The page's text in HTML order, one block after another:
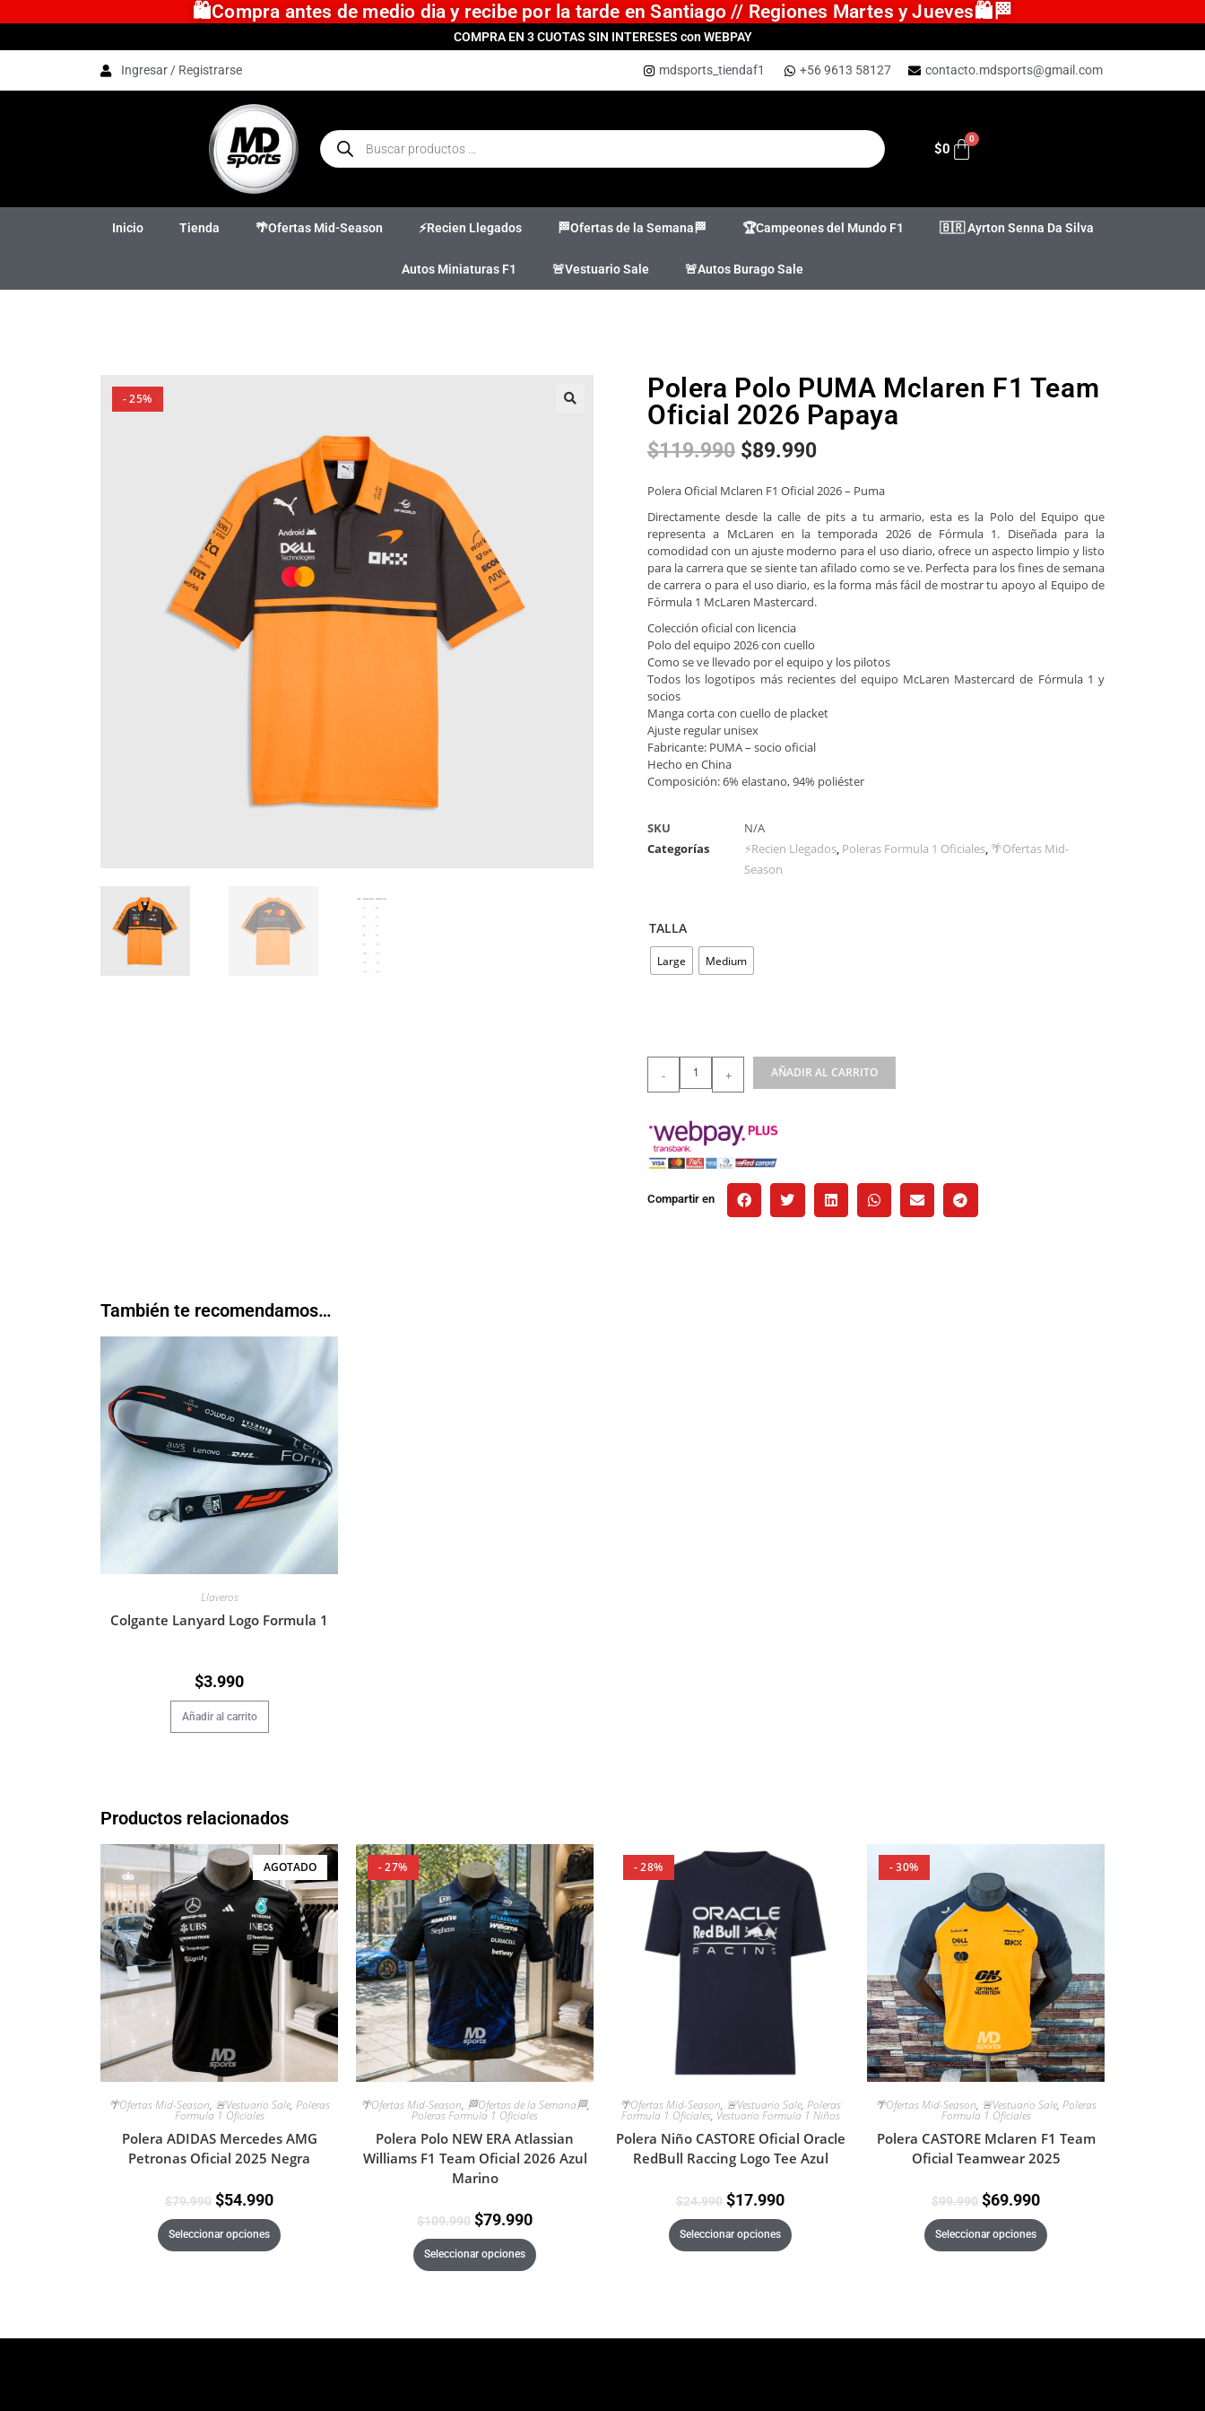
🛍️Compra antes de medio dia y recibe por la tarde en Santiago // Regiones Martes y Jueves🛍️🏁
COMPRA EN 3 CUOTAS SIN INTERESES con WEBPAY
Ingresar / Registrarse mdsports_tiendaf1 +56 9613 58127 contacto.mdsports@gmail.com
$0
Inicio Tienda 🌴Ofertas Mid-Season ⚡Recien Llegados 🏁Ofertas de la Semana🏁 🏆Campeones del Mundo F1 🇧🇷 Ayrton Senna Da Silva
Autos Miniaturas F1 🚨Vestuario Sale 🚨Autos Burago Sale
- 25%
Polera Polo PUMA Mclaren F1 Team
Oficial 2026 Papaya
$119.990 $89.990
Polera Oficial Mclaren F1 Oficial 2026 – Puma
Directamente desde la calle de pits a tu armario, esta es la Polo del Equipo que
representa a McLaren en la temporada 2026 de Fórmula 1. Diseñada para la
comodidad con un ajuste moderno para el uso diario, ofrece un aspecto limpio y listo
para la carrera que se siente tan afilado como se ve. Perfecta para los fines de semana
de carrera o para el uso diario, es la forma más fácil de mostrar tu apoyo al Equipo de
Fórmula 1 McLaren Mastercard.
Colección oficial con licencia
Polo del equipo 2026 con cuello
Como se ve llevado por el equipo y los pilotos
Todos los logotipos más recientes del equipo McLaren Mastercard de Fórmula 1 y
socios
Manga corta con cuello de placket
Ajuste regular unisex
Fabricante: PUMA – socio oficial
Hecho en China
Composición: 6% elastano, 94% poliéster
SKU
N/A
Categorías
⚡Recien Llegados, Poleras Formula 1 Oficiales, 🌴Ofertas Mid-
Season
TALLA
Large Medium
- + AÑADIR AL CARRITO
Compartir en
También te recomendamos…
Llaveros
Colgante Lanyard Logo Formula 1
$3.990
Añadir al carrito
Productos relacionados
AGOTADO
🌴Ofertas Mid-Season, 🚨Vestuario Sale, Poleras
Formula 1 Oficiales
Polera ADIDAS Mercedes AMG
Petronas Oficial 2025 Negra
$79.990 $54.990
Seleccionar opciones
- 27%
🌴Ofertas Mid-Season, 🏁Ofertas de la Semana🏁,
Poleras Formula 1 Oficiales
Polera Polo NEW ERA Atlassian
Williams F1 Team Oficial 2026 Azul
Marino
$109.990 $79.990
Seleccionar opciones
- 28%
🌴Ofertas Mid-Season, 🚨Vestuario Sale, Poleras
Formula 1 Oficiales, Vestuario Formula 1 Niños
Polera Niño CASTORE Oficial Oracle
RedBull Raccing Logo Tee Azul
$24.990 $17.990
Seleccionar opciones
- 30%
🌴Ofertas Mid-Season, 🚨Vestuario Sale, Poleras
Formula 1 Oficiales
Polera CASTORE Mclaren F1 Team
Oficial Teamwear 2025
$99.990 $69.990
Seleccionar opciones